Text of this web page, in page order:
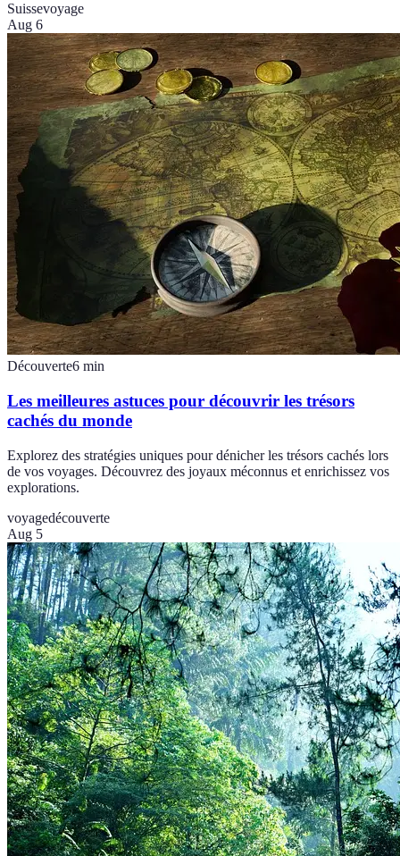
Suissevoyage
Aug 6
Découverte6 min
Les meilleures astuces pour découvrir les trésors
cachés du monde
Explorez des stratégies uniques pour dénicher les trésors cachés lors
de vos voyages. Découvrez des joyaux méconnus et enrichissez vos
explorations.
voyagedécouverte
Aug 5